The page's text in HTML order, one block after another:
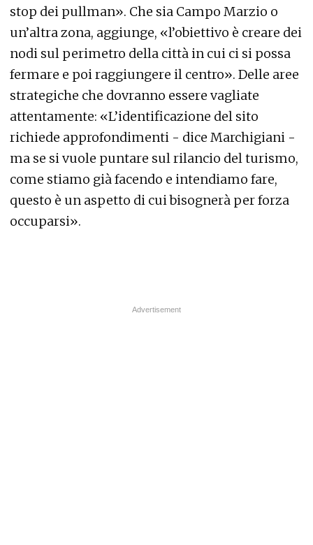
stop dei pullman». Che sia Campo Marzio o
un’altra zona, aggiunge, «l’obiettivo è creare dei
nodi sul perimetro della città in cui ci si possa
fermare e poi raggiungere il centro». Delle aree
strategiche che dovranno essere vagliate
attentamente: «L’identificazione del sito
richiede approfondimenti - dice Marchigiani -
ma se si vuole puntare sul rilancio del turismo,
come stiamo già facendo e intendiamo fare,
questo è un aspetto di cui bisognerà per forza
occuparsi».